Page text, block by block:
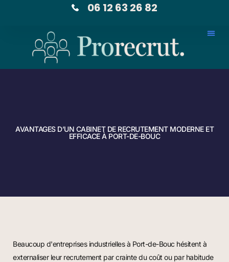
06 12 63 26 82
AVANTAGES D’UN CABINET DE RECRUTEMENT MODERNE ET
EFFICACE À PORT-DE-BOUC
Beaucoup d'entreprises industrielles à Port-de-Bouc hésitent à
externaliser leur recrutement par crainte du coût ou par habitude